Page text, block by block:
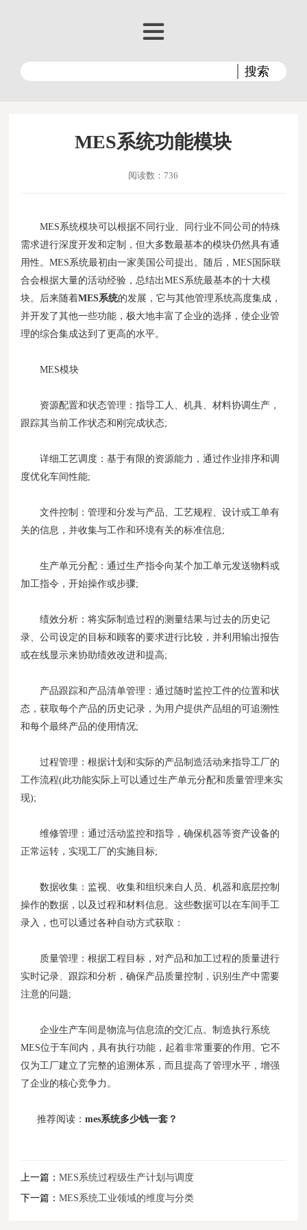
MES系统功能模块
阅读数：736
MES系统模块可以根据不同行业、同行业不同公司的特殊
需求进行深度开发和定制，但大多数最基本的模块仍然具有通
用性。MES系统最初由一家美国公司提出。随后，MES国际联
合会根据大量的活动经验，总结出MES系统最基本的十大模
块。后来随着MES系统的发展，它与其他管理系统高度集成，
并开发了其他一些功能，极大地丰富了企业的选择，使企业管
理的综合集成达到了更高的水平。
MES模块
资源配置和状态管理：指导工人、机具、材料协调生产，
跟踪其当前工作状态和刚完成状态;
详细工艺调度：基于有限的资源能力，通过作业排序和调
度优化车间性能;
文件控制：管理和分发与产品、工艺规程、设计或工单有
关的信息，并收集与工作和环境有关的标准信息;
生产单元分配：通过生产指令向某个加工单元发送物料或
加工指令，开始操作或步骤;
绩效分析：将实际制造过程的测量结果与过去的历史记
录、公司设定的目标和顾客的要求进行比较，并利用输出报告
或在线显示来协助绩效改进和提高;
产品跟踪和产品清单管理：通过随时监控工件的位置和状
态，获取每个产品的历史记录，为用户提供产品组的可追溯性
和每个最终产品的使用情况;
过程管理：根据计划和实际的产品制造活动来指导工厂的
工作流程(此功能实际上可以通过生产单元分配和质量管理来实
现);
维修管理：通过活动监控和指导，确保机器等资产设备的
正常运转，实现工厂的实施目标;
数据收集：监视、收集和组织来自人员、机器和底层控制
操作的数据，以及过程和材料信息。这些数据可以在车间手工
录入，也可以通过各种自动方式获取：
质量管理：根据工程目标，对产品和加工过程的质量进行
实时记录、跟踪和分析，确保产品质量控制，识别生产中需要
注意的问题;
企业生产车间是物流与信息流的交汇点。制造执行系统
MES位于车间内，具有执行功能，起着非常重要的作用。它不
仅为工厂建立了完整的追溯体系，而且提高了管理水平，增强
了企业的核心竞争力。
推荐阅读：mes系统多少钱一套？
上一篇：MES系统过程级生产计划与调度
下一篇：MES系统工业领域的维度与分类